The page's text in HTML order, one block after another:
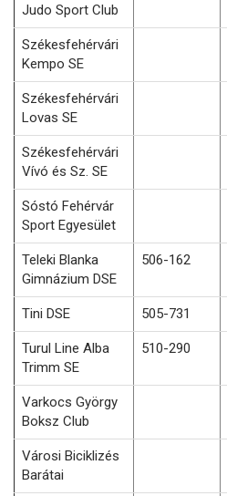
Judo Sport Club
Székesfehérvári
Kempo SE
Székesfehérvári
Lovas SE
Székesfehérvári
Vívó és Sz. SE
Sóstó Fehérvár
Sport Egyesület
Teleki Blanka
Gimnázium DSE
506-162
Tini DSE 505-731
Turul Line Alba
Trimm SE
510-290
Varkocs György
Boksz Club
Városi Biciklizés
Barátai